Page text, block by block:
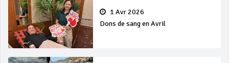
1 Avr 2026
Dons de sang en Avril